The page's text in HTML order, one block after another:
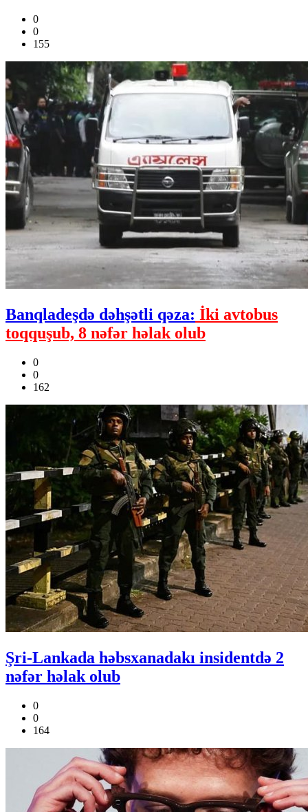
0
0
155
Banqladeşdə dəhşətli qəza: İki avtobus
toqquşub, 8 nəfər həlak olub
0
0
162
Şri-Lankada həbsxanadakı insidentdə 2
nəfər həlak olub
0
0
164